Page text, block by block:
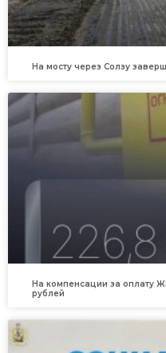
На мосту через Солзу
На компенсации за оплату
рублей